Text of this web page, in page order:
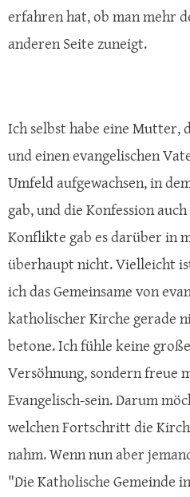
erfahren hat, ob man mehr
anderen Seite zuneigt.
Ich selbst habe eine Mutter,
und einen evangelischen
Umfeld aufgewachsen, in
gab, und die Konfession
Konflikte gab es darüber in
überhaupt nicht. Vielleicht
ich das Gemeinsame von
katholischer Kirche gerade
betone. Ich fühle keine
Versöhnung, sondern freue
Evangelisch-sein. Darum
welchen Fortschritt die
nahm. Wenn nun aber
"Die Katholische Gemeinde